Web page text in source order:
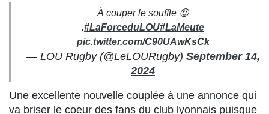
À couper le souffle 😍
.#LaForceduLOU#LaMeute
pic.twitter.com/C90UAwKsCk
— LOU Rugby (@LeLOURugby) September 14,
2024
Une excellente nouvelle couplée à une annonce qui
va briser le coeur des fans du club lyonnais puisque